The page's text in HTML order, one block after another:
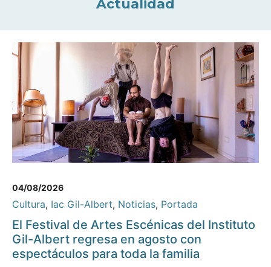
Actualidad
04/08/2026
Cultura, Iac Gil-Albert, Noticias, Portada
El Festival de Artes Escénicas del Instituto
Gil-Albert regresa en agosto con
espectáculos para toda la familia